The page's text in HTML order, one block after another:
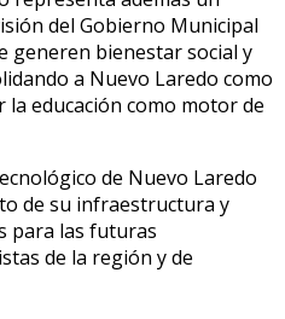
del Gobierno Municipal
generen bienestar social y
a Nuevo Laredo como
educación como motor de
de Nuevo Laredo
de su infraestructura y
para las futuras
de la región y de